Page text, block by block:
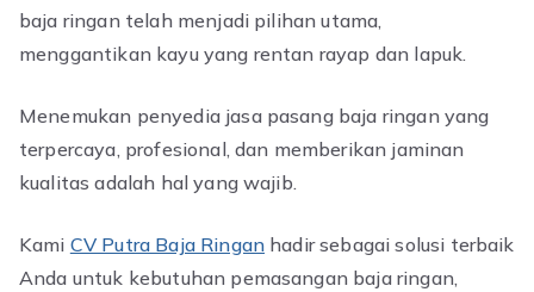
baja ringan telah menjadi pilihan utama,
menggantikan kayu yang rentan rayap dan lapuk.
Menemukan penyedia jasa pasang baja ringan yang
terpercaya, profesional, dan memberikan jaminan
kualitas adalah hal yang wajib.
Kami CV Putra Baja Ringan hadir sebagai solusi terbaik
Anda untuk kebutuhan pemasangan baja ringan,